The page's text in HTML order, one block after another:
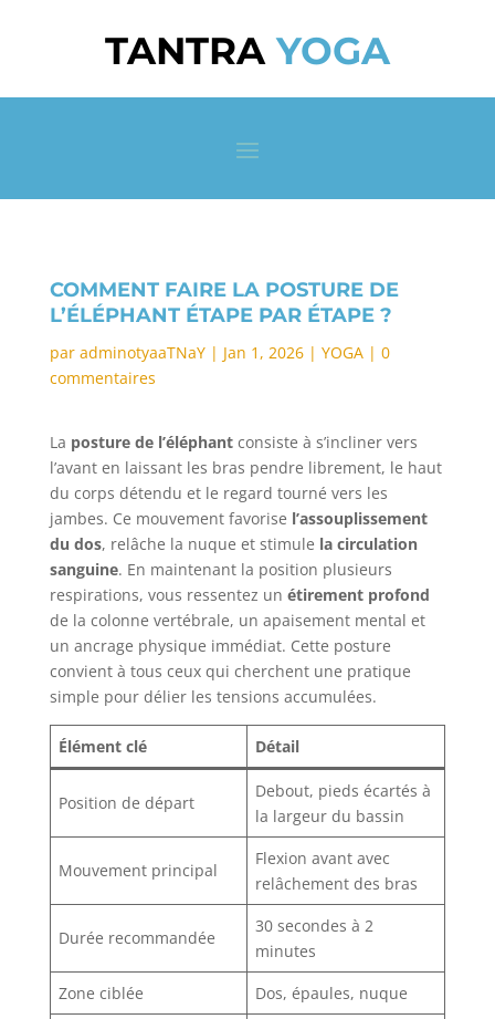
TANTRAYOGA
COMMENT FAIRE LA POSTURE DE
L’ÉLÉPHANT ÉTAPE PAR ÉTAPE ?
par adminotyaaTNaY| Jan 1, 2026| YOGA| 0
commentaires
La posture de l’éléphantconsiste à s’incliner vers
l’avant en laissant les bras pendre librement, le haut
du corps détendu et le regard tourné vers les
jambes. Ce mouvement favorise l’assouplissement
du dos, relâche la nuque et stimule la circulation
sanguine. En maintenant la position plusieurs
respirations, vous ressentez un étirement profond
de la colonne vertébrale, un apaisement mental et
un ancrage physique immédiat. Cette posture
convient à tous ceux qui cherchent une pratique
simple pour délier les tensions accumulées.
Élément clé Détail
Position de départ
Debout, pieds écartés à
la largeur du bassin
Mouvement principal
Flexion avant avec
relâchement des bras
Durée recommandée
30 secondes à 2
minutes
Zone ciblée
Dos, épaules, nuque